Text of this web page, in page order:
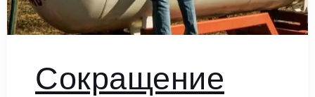
Сокращение